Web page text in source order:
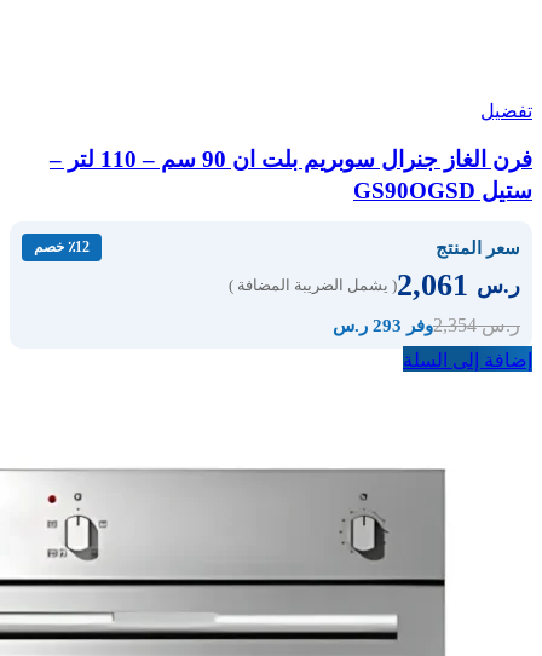
تفضيل
فرن الغاز جنرال سوبريم بلت ان 90 سم – 110 لتر –
ستيل GS90OGSD
سعر المنتج ٪12 خصم
ر.س ( يشمل الضريبة المضافة )
ر.س2,354 وفر 293 ر.س
إضافة إلى السلة